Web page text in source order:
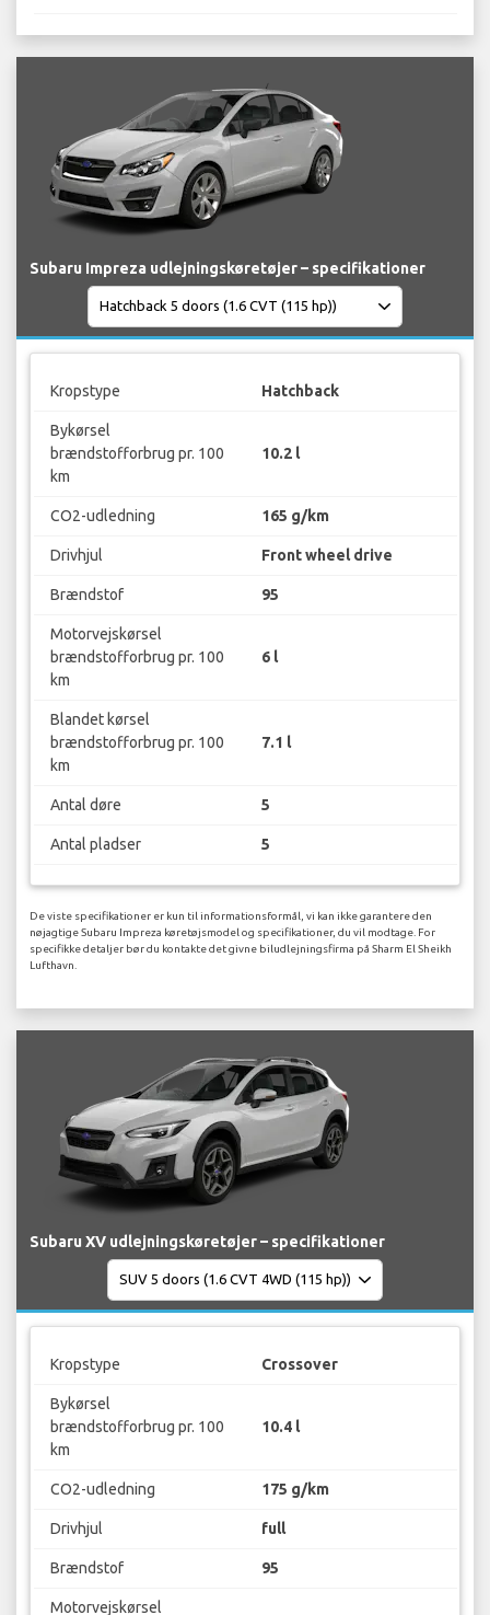
Subaru Impreza udlejningskøretøjer – specifikationer
Kropstype Hatchback
Bykørsel
brændstofforbrug pr. 100
km
10.2 l
CO2-udledning 165 g/km
Drivhjul Front wheel drive
Brændstof 95
Motorvejskørsel
brændstofforbrug pr. 100
km
6 l
Blandet kørsel
brændstofforbrug pr. 100
km
7.1 l
Antal døre 5
Antal pladser 5
De viste specifikationer er kun til informationsformål, vi kan ikke garantere den
nøjagtige Subaru Impreza køretøjsmodel og specifikationer, du vil modtage. For
specifikke detaljer bør du kontakte det givne biludlejningsfirma på Sharm El Sheikh
Lufthavn.
Subaru XV udlejningskøretøjer – specifikationer
Kropstype Crossover
Bykørsel
brændstofforbrug pr. 100
km
10.4 l
CO2-udledning 175 g/km
Drivhjul full
Brændstof 95
Motorvejskørsel